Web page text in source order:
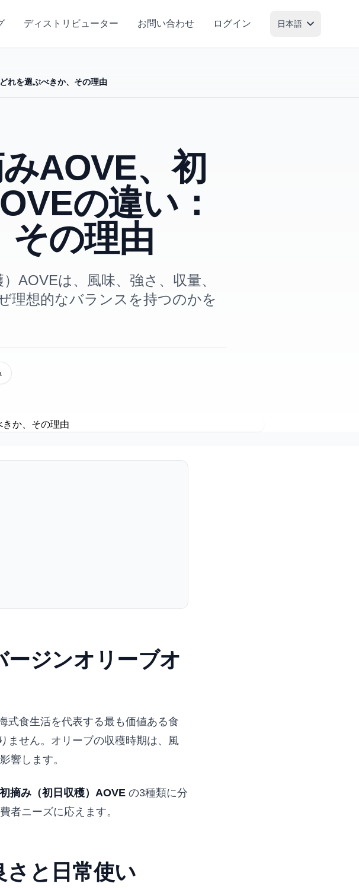
ディストリビューター お問い合わせ ログイン 日本語
れを選ぶべきか、その理由
AOVE、初
の違い：
その理由
AOVEは、風味、強さ、収量、
理想的なバランスを持つのかを
ジンオリーブオ
式食生活を代表する最も価値ある食
ません。オリーブの収穫時期は、風
響します。
初摘み（初日収穫）AOVE の3種類に分
者ニーズに応えます。
と日常使い